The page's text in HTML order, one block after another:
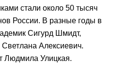
стали около 50 тысяч
России. В разные годы в
Сигурд Шмидт,
Алексиевич.
Людмила Улицкая.